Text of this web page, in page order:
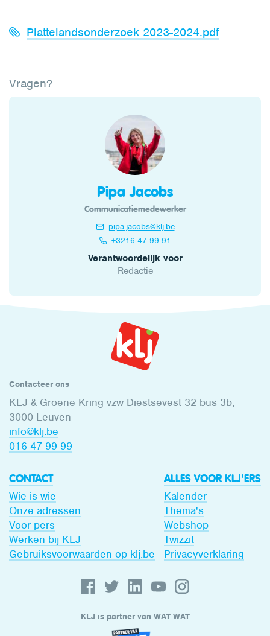
Plattelandsonderzoek 2023-2024.pdf
Vragen?
Pipa Jacobs
Communicatiemedewerker
pipa.jacobs@klj.be
+3216 47 99 91
Verantwoordelijk voor
Redactie
Contacteer ons
KLJ & Groene Kring vzw Diestsevest 32 bus 3b,
3000 Leuven
info@klj.be​
016 47 99 99
CONTACT
Wie is wie
Onze adressen
Voor pers
Werken bij KLJ
Gebruiksvoorwaarden op klj.be
ALLES VOOR KLJ'ERS
Kalender
Thema's
Webshop
Twizzit
Privacyverklaring
KLJ is partner van WAT WAT